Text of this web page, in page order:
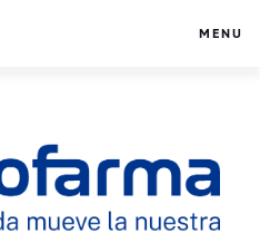
MENU